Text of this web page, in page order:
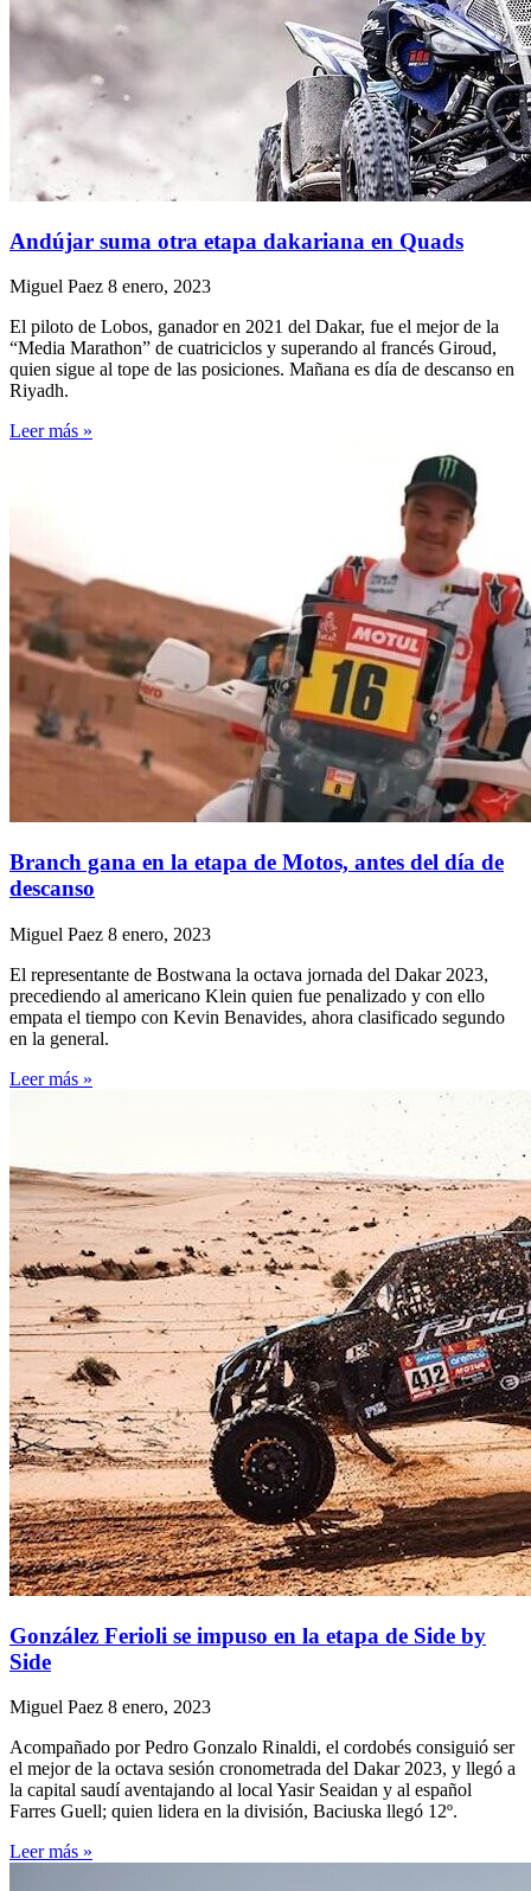
Andújar suma otra etapa dakariana en Quads
Miguel Paez 8 enero, 2023
El piloto de Lobos, ganador en 2021 del Dakar, fue el mejor de la
“Media Marathon” de cuatriciclos y superando al francés Giroud,
quien sigue al tope de las posiciones. Mañana es día de descanso en
Riyadh.
Leer más »
Branch gana en la etapa de Motos, antes del día de
descanso
Miguel Paez 8 enero, 2023
El representante de Bostwana la octava jornada del Dakar 2023,
precediendo al americano Klein quien fue penalizado y con ello
empata el tiempo con Kevin Benavides, ahora clasificado segundo
en la general.
Leer más »
González Ferioli se impuso en la etapa de Side by
Side
Miguel Paez 8 enero, 2023
Acompañado por Pedro Gonzalo Rinaldi, el cordobés consiguió ser
el mejor de la octava sesión cronometrada del Dakar 2023, y llegó a
la capital saudí aventajando al local Yasir Seaidan y al español
Farres Guell; quien lidera en la división, Baciuska llegó 12º.
Leer más »